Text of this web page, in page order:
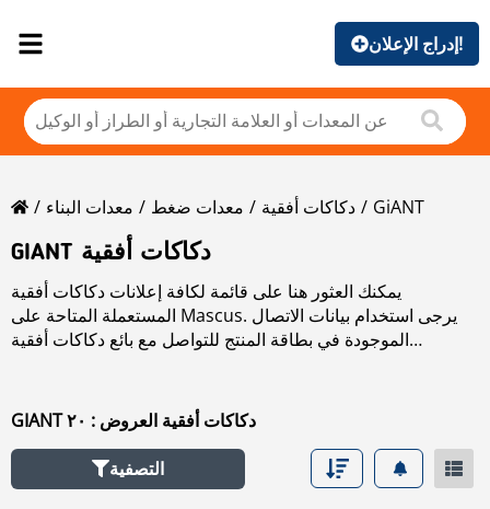
إدراج الإعلان!
معدات البناء معدات ضغط دكاكات أفقية
GiANT
GIANT دكاكات أفقية
يمكنك العثور هنا على قائمة لكافة إعلانات دكاكات أفقية
المستعملة المتاحة على Mascus. يرجى استخدام بيانات الاتصال
الموجودة في بطاقة المنتج للتواصل مع بائع دكاكات أفقية
GIANT دكاكات أفقية العروض : ٢٠
التصفية